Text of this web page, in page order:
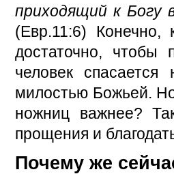
приходящий к
(Евр.11:6)
достаточно, чтобы
человек
милостью Божьей.
ножниц важнее?
прощения и
Почему же